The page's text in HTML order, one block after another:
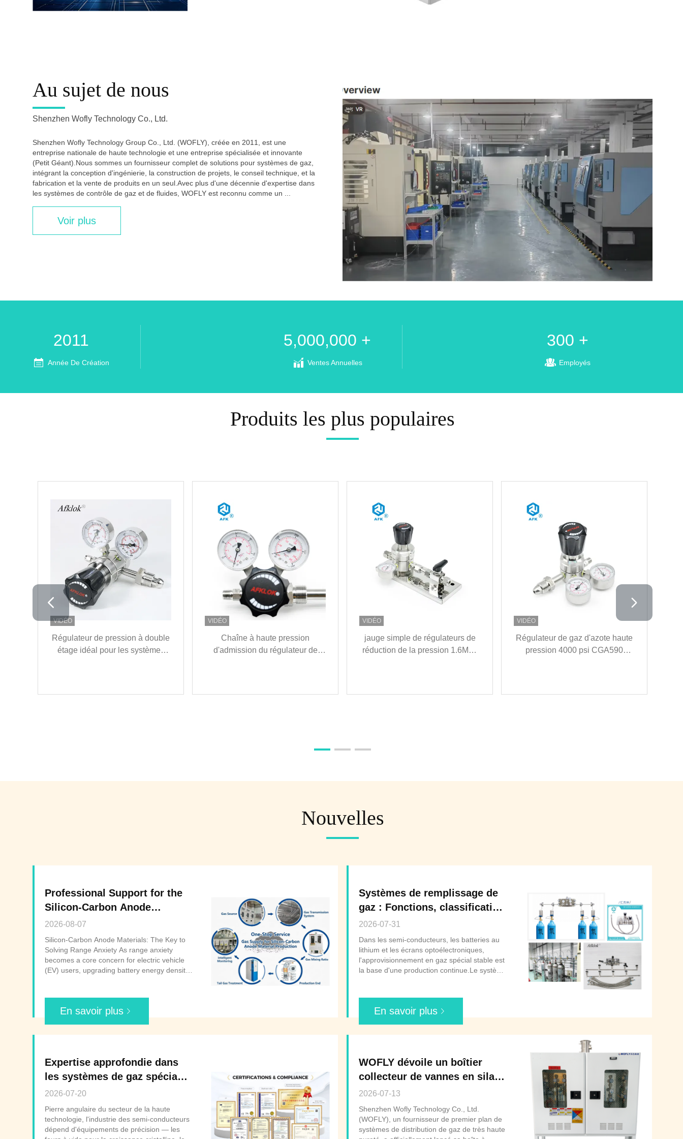
Au sujet de nous
Shenzhen Wofly Technology Co., Ltd.
Shenzhen Wofly Technology Group Co., Ltd. (WOFLY), créée en 2011, est une
entreprise nationale de haute technologie et une entreprise spécialisée et innovante
(Petit Géant).Nous sommes un fournisseur complet de solutions pour systèmes de gaz,
intégrant la conception d'ingénierie, la construction de projets, le conseil technique, et la
fabrication et la vente de produits en un seul.Avec plus d'une décennie d'expertise dans
les systèmes de contrôle de gaz et de fluides, WOFLY est reconnu comme un ...
Voir plus
2011
Année De Création
5,000,000 +
Ventes Annuelles
300 +
Employés
Produits les plus populaires
VIDÉO
Régulateur de pression à double
étage idéal pour les systèmes
VIDÉO
Chaîne à haute pression
d'admission du régulateur de
VIDÉO
jauge simple de régulateurs de
réduction de la pression 1.6Mpa
VIDÉO
Régulateur de gaz d'azote haute
pression 4000 psi CGA590
Nouvelles
Professional Support for the
Silicon-Carbon Anode
Materials Industry
2026-08-07
Silicon-Carbon Anode Materials: The Key to
Solving Range Anxiety As range anxiety
becomes a core concern for electric vehicle
(EV) users, upgrading battery energy density
Compared ...
En savoir plus
Systèmes de remplissage de
gaz : Fonctions, classification
et équipement de base
2026-07-31
Dans les semi-conducteurs, les batteries au
lithium et les écrans optoélectroniques,
l'approvisionnement en gaz spécial stable est
la base d'une production continue.Le système
En savoir plus
Expertise approfondie dans
les systèmes de gaz spéciaux
pour les équipements de fours
de semi-conducteurs
2026-07-20
Pierre angulaire du secteur de la haute
technologie, l'industrie des semi-conducteurs
dépend d'équipements de précision — les
WOFLY dévoile un boîtier
collecteur de vannes en silane
(VMB) de haute sécurité pour
renforcer la fabrication de
semi-conducteurs et de
panneaux photovoltaïques
2026-07-13
Shenzhen Wofly Technology Co., Ltd.
(WOFLY), un fournisseur de premier plan de
systèmes de distribution de gaz de très haute